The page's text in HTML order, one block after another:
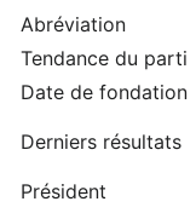
Abréviation
Tendance du parti
Date de fondation
Derniers résultats
Président